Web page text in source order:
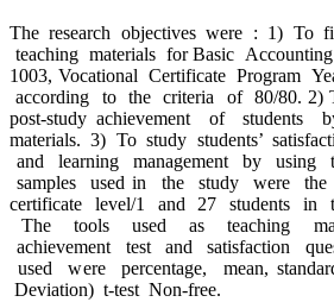
The research objectives were : 1) To
teaching materials for Basic
1003, Vocational Certificate Program
according to the criteria of 80/80. 2)
post-study achievement of
materials. 3) To study students’
and learning management by using
samples used in the study were
certificate level/1 and 27 students in
The tools used as teaching
achievement test and satisfaction
used were percentage, mean,
Deviation) t-test Non-free.